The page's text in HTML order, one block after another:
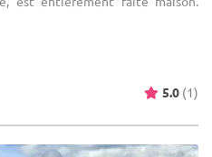
5.0 (1)